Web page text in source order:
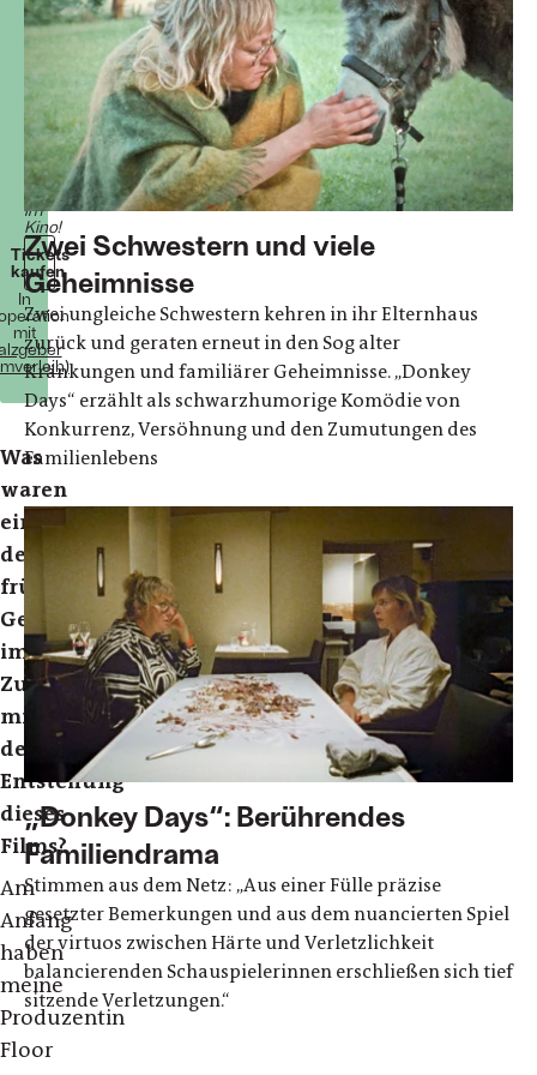
Tragikomödie,
Familiendrama
Niederlande/Deutschland
2025
108
Minuten
Ab
25.
Juni
2026
im
Kino!
Tickets
kaufen
In
mit
Was
waren
einige
der
frühen
Gespräche
im
Zusammenhang
mit
der
Entstehung
dieses
Films?
Am
Anfang
haben
meine
Produzentin
Floor
Zwei Schwestern und viele
Geheimnisse
Zwei ungleiche Schwestern kehren in ihr Elternhaus
zurück und geraten erneut in den Sog alter
Kränkungen und familiärer Geheimnisse. „Donkey
Days“ erzählt als schwarzhumorige Komödie von
Konkurrenz, Versöhnung und den Zumutungen des
Familienlebens
„Donkey Days“: Berührendes
Familiendrama
Stimmen aus dem Netz: „Aus einer Fülle präzise
gesetzter Bemerkungen und aus dem nuancierten Spiel
der virtuos zwischen Härte und Verletzlichkeit
balancierenden Schauspielerinnen erschließen sich tief
sitzende Verletzungen.“